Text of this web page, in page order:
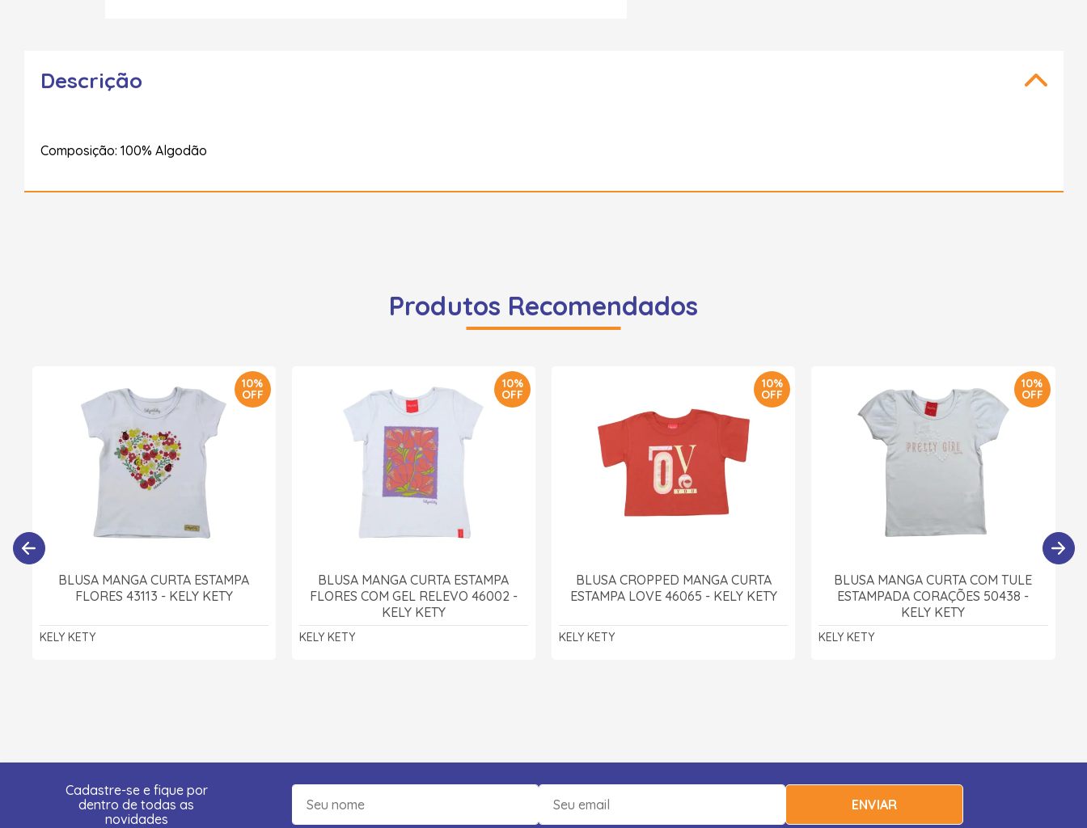
Descrição
Composição: 100% Algodão
Produtos Recomendados
10%
OFF
BLUSA MANGA CURTA ESTAMPA
FLORES 43113 - KELY KETY
KELY KETY
10%
OFF
BLUSA MANGA CURTA ESTAMPA
FLORES COM GEL RELEVO 46002 -
KELY KETY
KELY KETY
10%
OFF
BLUSA CROPPED MANGA CURTA
ESTAMPA LOVE 46065 - KELY KETY
KELY KETY
10%
OFF
BLUSA MANGA CURTA COM TULE
ESTAMPADA CORAÇÕES 50438 -
KELY KETY
KELY KETY
Cadastre-se e fique por
dentro de todas as
novidades
ENVIAR